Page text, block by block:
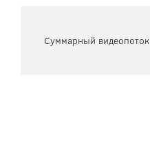
Суммарный видеопоток